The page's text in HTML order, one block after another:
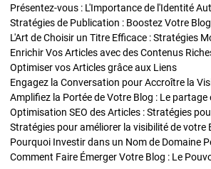
Présentez-vous : L'Importance de l'Identité
L'Art de Choisir un Titre Efficace : Stratégies
Optimiser vos Articles grâce aux Liens
Engagez la Conversation pour Accroître la
Amplifiez la Portée de Votre Blog : Le partage